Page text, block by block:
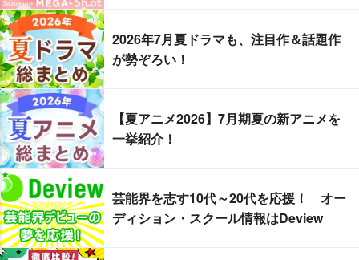
2026年7月夏ドラマも、注目作＆話題作
が勢ぞろい！
【夏アニメ2026】7月期夏の新アニメを
一挙紹介！
芸能界を志す10代～20代を応援！ オー
ディション・スクール情報はDeview